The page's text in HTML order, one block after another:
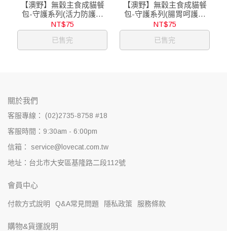
【澳野】無穀主食成貓餐
包-守護系列(活力防護配
方)/85g
NT$75
已售完
【澳野】無穀主食成貓餐
包-守護系列(腸胃呵護配
方)/85g
NT$75
已售完
關於我們
客服專線： (02)2735-8758 #18
客服時間：9:30am - 6:00pm
信箱： service@lovecat.com.tw
地址：台北市大安區基隆路二段112號
會員中心
付款方式說明 Q&A常見問題 隱私政策 服務條款
購物&貨運說明